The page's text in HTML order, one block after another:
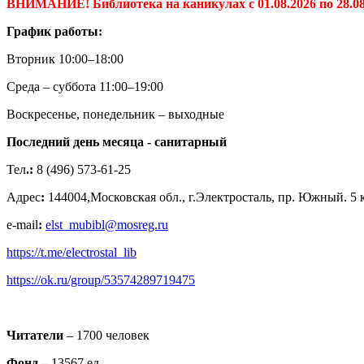
ВНИМАНИЕ! Библиотека на каникулах с 01.08.2026 по
График работы:
Вторник 10:00–18:00
Среда – суббота 11:00–19:00
Воскресенье, понедельник – выходные
Последний день месяца - санитарный
Тел.: 8 (496) 573-61-25
Адрес: 144004,Московская обл., г.Электросталь, пр. Южный. 5
e-mail: elst_mubibl@mosreg.ru
https://t.me/electrostal_lib
https://ok.ru/group/53574289719475
Читатели – 1700 человек